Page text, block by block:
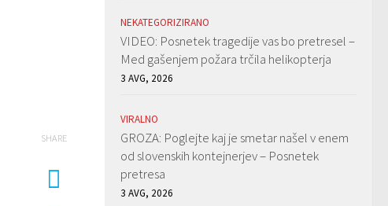
SHARE
NEKATEGORIZIRANO
VIDEO: Posnetek tragedije vas bo pretresel –
Med gašenjem požara trčila helikopterja
3 AVG, 2026
VIRALNO
GROZA: Poglejte kaj je smetar našel v enem
od slovenskih kontejnerjev – Posnetek
pretresa
3 AVG, 2026